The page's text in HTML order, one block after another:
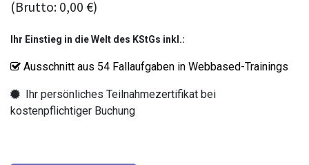
(Brutto: 0,00 €)
Ihr Einstieg in die Welt des KStGs inkl.:
Ausschnitt aus 54 Fallaufgaben in Webbased-Trainings
Ihr persönliches Teilnahmezertifikat bei
kostenpflichtiger Buchung